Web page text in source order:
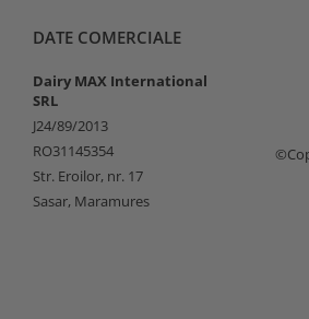
DATE COMERCIALE
Dairy MAX International
SRL
J24/89/2013
RO31145354
Str. Eroilor, nr. 17
Sasar, Maramures